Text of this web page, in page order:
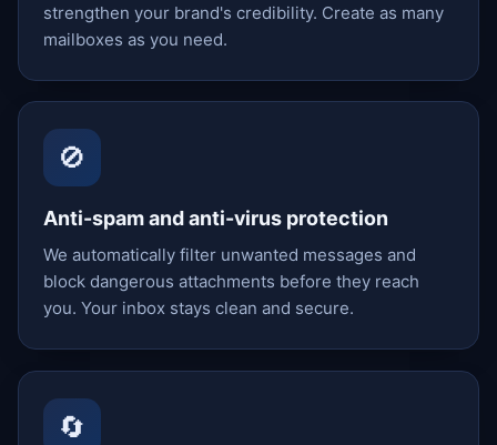
strengthen your brand's credibility. Create as many
mailboxes as you need.
🚫
Anti-spam and anti-virus protection
We automatically filter unwanted messages and
block dangerous attachments before they reach
you. Your inbox stays clean and secure.
🔄